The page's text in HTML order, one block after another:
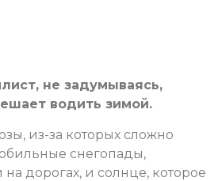
не задумываясь,
водить зимой.
из-за которых сложно
снегопады,
дорогах, и солнце, которое